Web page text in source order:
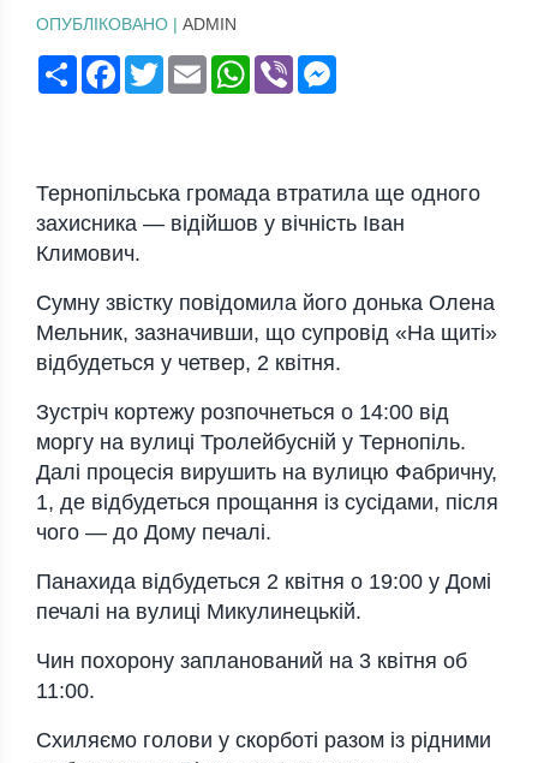
ОПУБЛІКОВАНО | ADMIN
ПоширитиFacebook
TwitterEmail WhatsApp
Viber
Тернопільська громада втратила ще одного
захисника — відійшов у вічність Іван
Климович.
Сумну звістку повідомила його донька Олена
Мельник, зазначивши, що супровід «На щиті»
відбудеться у четвер, 2 квітня.
Зустріч кортежу розпочнеться о 14:00 від
моргу на вулиці Тролейбусній у Тернопіль.
Далі процесія вирушить на вулицю Фабричну,
1, де відбудеться прощання із сусідами, після
чого — до Дому печалі.
Панахида відбудеться 2 квітня о 19:00 у Домі
печалі на вулиці Микулинецькій.
Чин похорону запланований на 3 квітня об
11:00.
Схиляємо голови у скорботі разом із рідними